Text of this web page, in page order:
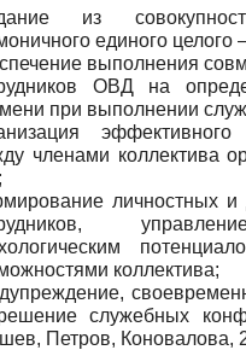
из
единого целого
выполнения
ОВД на
при выполнении
эффективного
членами коллектива
личностных и
коллектива;
служебных
Петров, Коновалова,